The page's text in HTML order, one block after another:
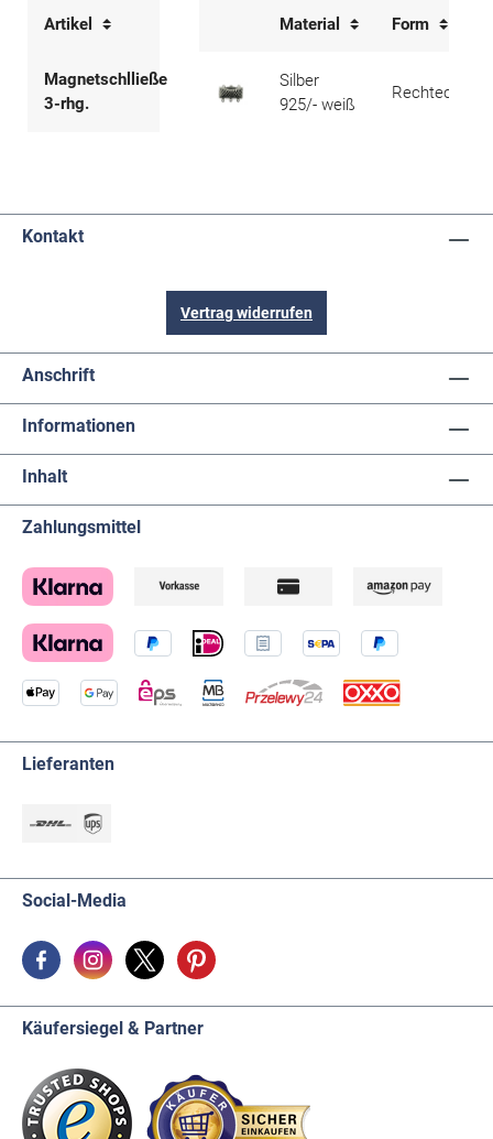
Artikel Material Form
Magnetschlließe
3-rhg.
Silber
925/- weiß
Rechteck
Kontakt
Vertrag widerrufen
Anschrift
Informationen
Inhalt
Zahlungsmittel
Lieferanten
Social-Media
Käufersiegel & Partner